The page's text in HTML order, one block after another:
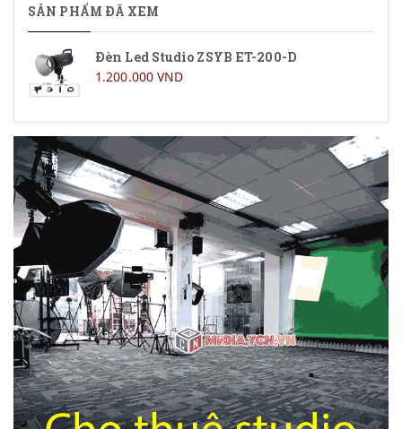
SẢN PHẨM ĐÃ XEM
Đèn Led Studio ZSYB ET-200-D
1.200.000 VND